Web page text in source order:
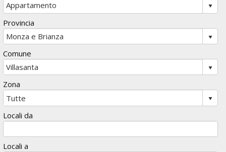
Provincia
Comune
Zona
Locali da
Locali a